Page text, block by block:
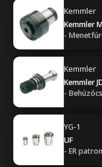
Kemmler
Kemmler
-
Kemmler
Kemmler
YG-1
UF
- ER patron